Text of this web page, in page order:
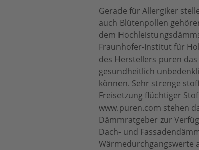
Gerade für Allergiker
auch Blütenpollen
dem
Fraunhofer-Institut für
des Herstellers puren
gesundheitlich
können. Sehr strenge
Freisetzung flüchtiger
www.puren.com stehen
Dämmratgeber zur
Dach- und
Wärmedurchgangswerte